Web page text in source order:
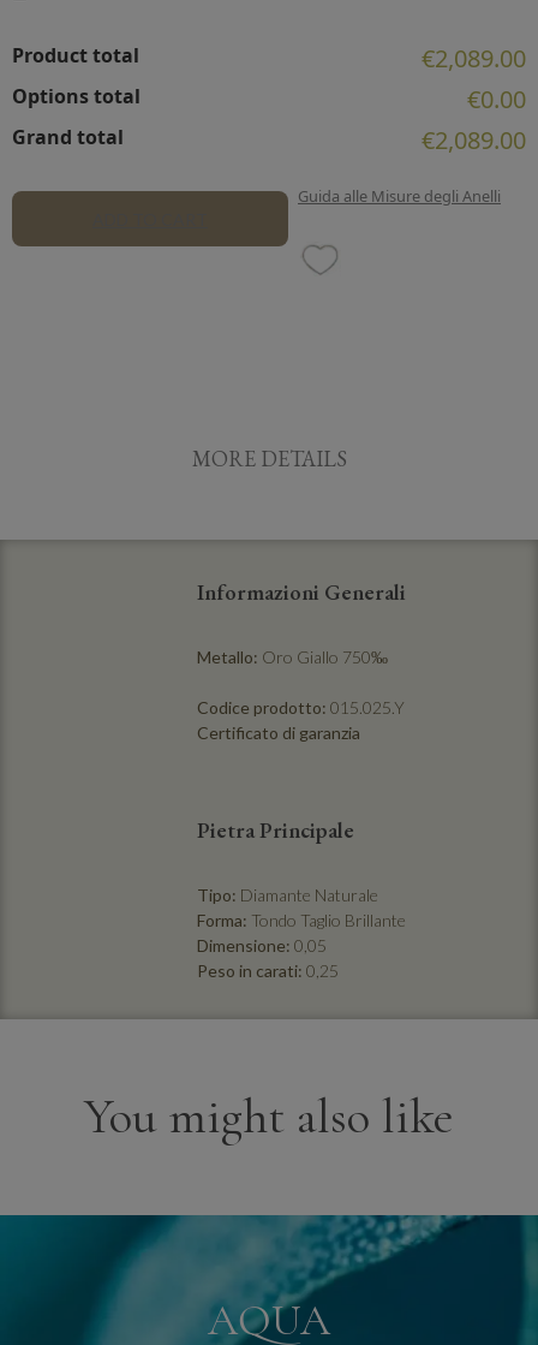
Product total €2,089.00
Options total €0.00
Grand total €2,089.00
Guida alle Misure degli Anelli
MORE DETAILS
Informazioni Generali
Metallo: Oro Giallo 750‰
Codice prodotto: 015.025.Y
Certificato di garanzia
Pietra Principale
Tipo: Diamante Naturale
Forma: Tondo Taglio Brillante
Dimensione: 0,05
Peso in carati: 0,25
You might also like
AQUA